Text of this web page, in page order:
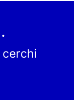
cerchi